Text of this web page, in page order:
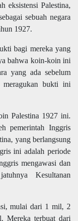
eksistensi Palestina,
sebuah negara
1927.
bagi mereka yang
bahwa koin-koin ini
yang ada sebelum
bukti ini
Palestina 1927 ini.
pemerintah Inggris
yang berlangsung
ini adalah periode
mengawasi dan
Kesultanan
mulai dari 1 mil, 2
terbuat dari